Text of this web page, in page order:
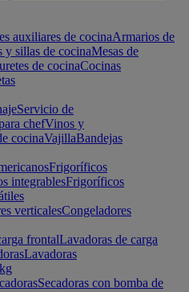
auxiliares de cocinaArmarios de
y sillas de cocinaMesas de
de cocinaCocinas
Servicio de
chefVinos y
cocinaVajillaBandejas
Frigoríficos
integrablesFrigoríficos
verticalesCongeladores
frontalLavadoras de carga
Lavadoras
Secadoras con bomba de